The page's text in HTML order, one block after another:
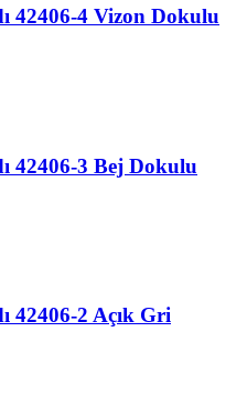
42406-4 Vizon Dokulu
42406-3 Bej Dokulu
42406-2 Açık Gri